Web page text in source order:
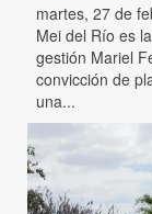
martes, 27 de
Mei del Río es
gestión Mariel
convicción de
una...